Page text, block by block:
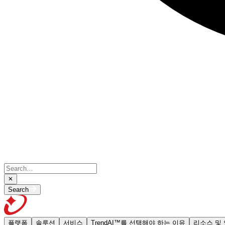
Search
플랫폼 솔루션 서비스 TrendAI™를 선택해야 하는 이유 리소스 및